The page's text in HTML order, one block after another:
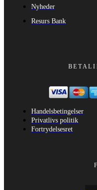
Nyheder
Resurs Bank
Handelsbetingelser
Privatlivs politik
Fortrydelsesret